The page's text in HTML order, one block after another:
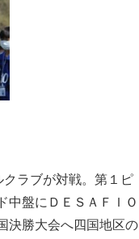
ラブが対戦。第１ピ
中盤にＤＥＳＡＦＩＯ
決勝大会へ四国地区の